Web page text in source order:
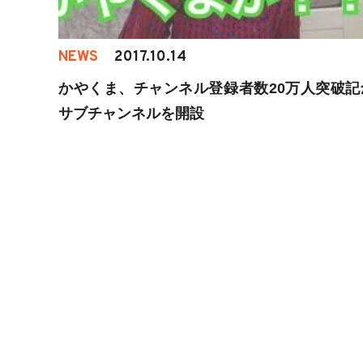
NEWS 2017.10.14
かやくま、チャンネル登録者数20万人突破
サブチャンネルを開設